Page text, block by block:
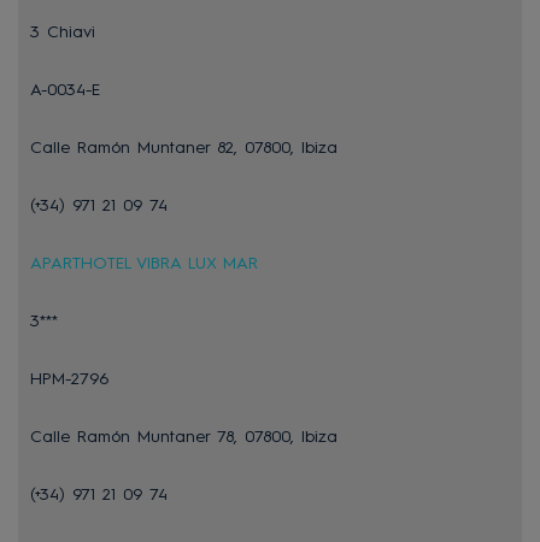
3 Chiavi
A-0034-E
Calle Ramón Muntaner 82, 07800, Ibiza
(+34) 971 21 09 74
APARTHOTEL VIBRA LUX MAR
3***
HPM-2796
Calle Ramón Muntaner 78, 07800, Ibiza
(+34) 971 21 09 74